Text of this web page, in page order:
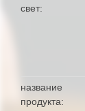
свет
название
продукта